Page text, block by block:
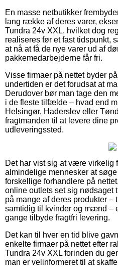
En masse netbutikker
lang række af deres varer,
Tundra 24v XXL, hvilket dog
realiseres før et fast tidspunkt,
at nå at få de nye varer ud af
pakkemedarbejderne får fri.
Visse firmaer på nettet byder
undertiden er det forudsat at
Derudover bør man tage den
i de fleste tilfælde – hvad end
Helsingør, Haderslev eller
fragtmanden til at levere dine
udleveringssted.
Det har vist sig at være virkelig
almindelige mennesker at
forskellige forhandlere på
online outlets set sig nødsaget
på mange af deres produkter –
samtidig til kvinder og mænd –
gange tilbyde fragtfri levering.
Det kan til hver en tid blive
enkelte firmaer på nettet efter
Tundra 24v XXL forinden du
man er velinformeret til at